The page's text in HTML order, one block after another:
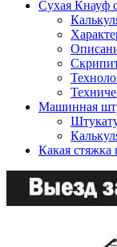
Сухая Кнауф
Машинная
Какая стяжка